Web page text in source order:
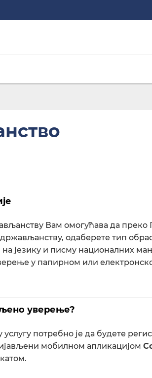
Вам омогућава да преко
одаберете тип
језику и писму националних
у папирном или
уверење?
потребно је да будете
мобилном апликацијом